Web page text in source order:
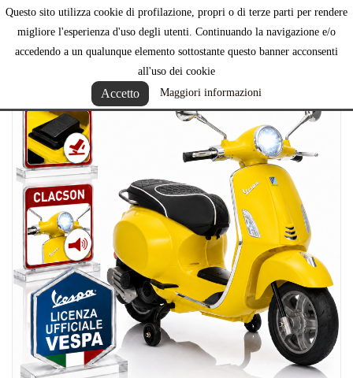
Questo sito utilizza cookie di profilazione, propri o di terze parti per rendere
migliore l'esperienza d'uso degli utenti. Continuando la navigazione e/o
accedendo a un qualunque elemento sottostante questo banner acconsenti
all'uso dei cookie
Accetto Maggiori informazioni
